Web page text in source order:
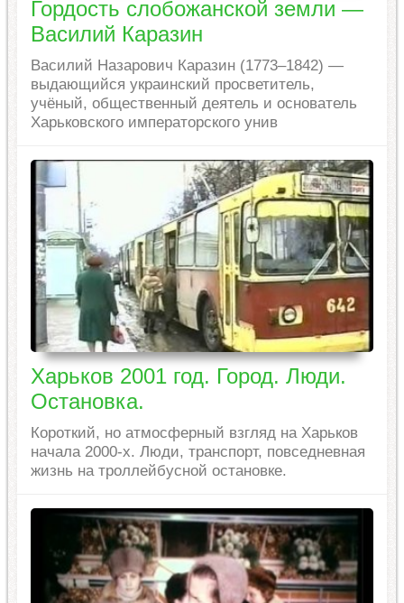
Гордость слобожанской земли —
Василий Каразин
Василий Назарович Каразин (1773–1842) —
выдающийся украинский просветитель,
учёный, общественный деятель и основатель
Харьковского императорского унив
Харьков 2001 год. Город. Люди.
Остановка.
Короткий, но атмосферный взгляд на Харьков
начала 2000-х. Люди, транспорт, повседневная
жизнь на троллейбусной остановке.